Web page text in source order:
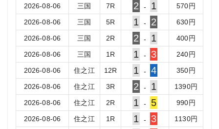
2026-08-06 三国 7R 2 - 1 570円
2026-08-06 三国 5R 1 - 2 630円
2026-08-06 三国 2R 2 - 1 400円
2026-08-06 三国 1 R 1 - 3 240円
2026-08-06 住之江 12R 1 - 4 350円
2026-08-06 住之江 3R 2 - 1 1390円
2026-08-06 住之江 2R 1 - 5 990円
2026-08-06 住之江 1 R 1 - 3 1130円